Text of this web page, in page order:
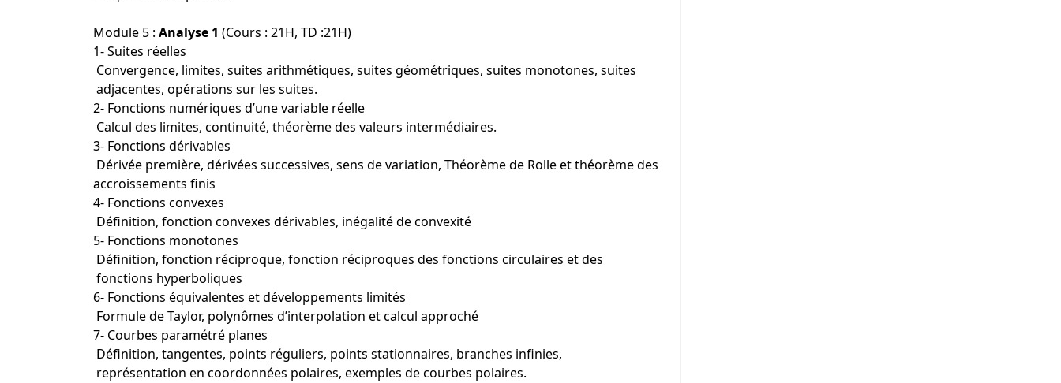
Module 5 : Analyse 1 (Cours : 21H, TD :21H)
1- Suites réelles
Convergence, limites, suites arithmétiques, suites géométriques, suites monotones, suites
adjacentes, opérations sur les suites.
2- Fonctions numériques d’une variable réelle
Calcul des limites, continuité, théorème des valeurs intermédiaires.
3- Fonctions dérivables
Dérivée première, dérivées successives, sens de variation, Théorème de Rolle et théorème des
accroissements finis
4- Fonctions convexes
Définition, fonction convexes dérivables, inégalité de convexité
5- Fonctions monotones
Définition, fonction réciproque, fonction réciproques des fonctions circulaires et des
fonctions hyperboliques
6- Fonctions équivalentes et développements limités
Formule de Taylor, polynômes d’interpolation et calcul approché
7- Courbes paramétré planes
Définition, tangentes, points réguliers, points stationnaires, branches infinies,
représentation en coordonnées polaires, exemples de courbes polaires.